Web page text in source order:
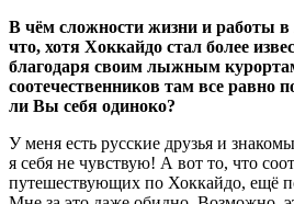
В чём сложности жизни и работы
что, хотя Хоккайдо стал более
благодаря своим лыжным
соотечественников там все равно
ли Вы себя одиноко?
У меня есть русские друзья и
я себя не чувствую! А вот то, что
путешествующих по Хоккайдо, ещё